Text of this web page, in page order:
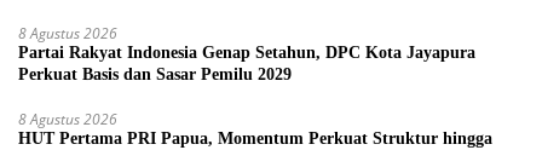
8 Agustus 2026
Partai Rakyat Indonesia Genap Setahun, DPC Kota Jayapura
Perkuat Basis dan Sasar Pemilu 2029
8 Agustus 2026
HUT Pertama PRI Papua, Momentum Perkuat Struktur hingga